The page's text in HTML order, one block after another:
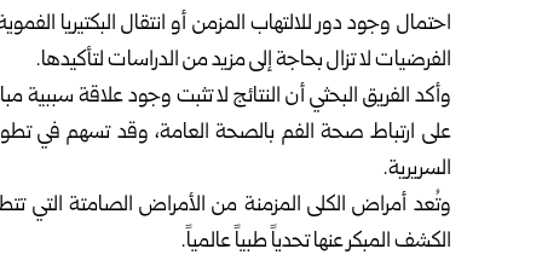
احتمال وجود دور للالتهاب المزمن أو انتقال البكتيريا
الفرضيات لا تزال بحاجة إلى مزيد من الدراسات لتأكيدها.
وأكد الفريق البحثي أن النتائج لا تثبت وجود علاقة سببية
على ارتباط صحة الفم بالصحة العامة، وقد تسهم في
السريرية.
وتُعد أمراض الكلى المزمنة من الأمراض الصامتة التي
الكشف المبكر عنها تحدياً طبياً عالمياً.